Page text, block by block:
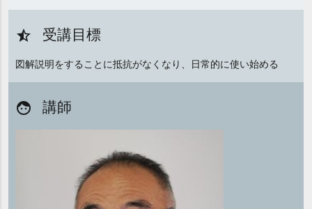
star_half 受講目標
図解説明をすることに抵抗がなくなり、日常的に使い始める
face 講師